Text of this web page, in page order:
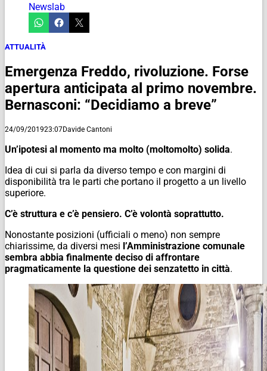
Newslab
ATTUALITÀ
Emergenza Freddo, rivoluzione. Forse
apertura anticipata al primo novembre.
Bernasconi: “Decidiamo a breve”
24/09/201923:07Davide Cantoni
Un’ipotesi al momento ma molto (moltomolto) solida.
Idea di cui si parla da diverso tempo e con margini di
disponibilità tra le parti che portano il progetto a un livello
superiore.
C’è struttura e c’è pensiero. C’è volontà soprattutto.
Nonostante posizioni (ufficiali o meno) non sempre
chiarissime, da diversi mesi l’Amministrazione comunale
sembra abbia finalmente deciso di affrontare
pragmaticamente la questione dei senzatetto in città.